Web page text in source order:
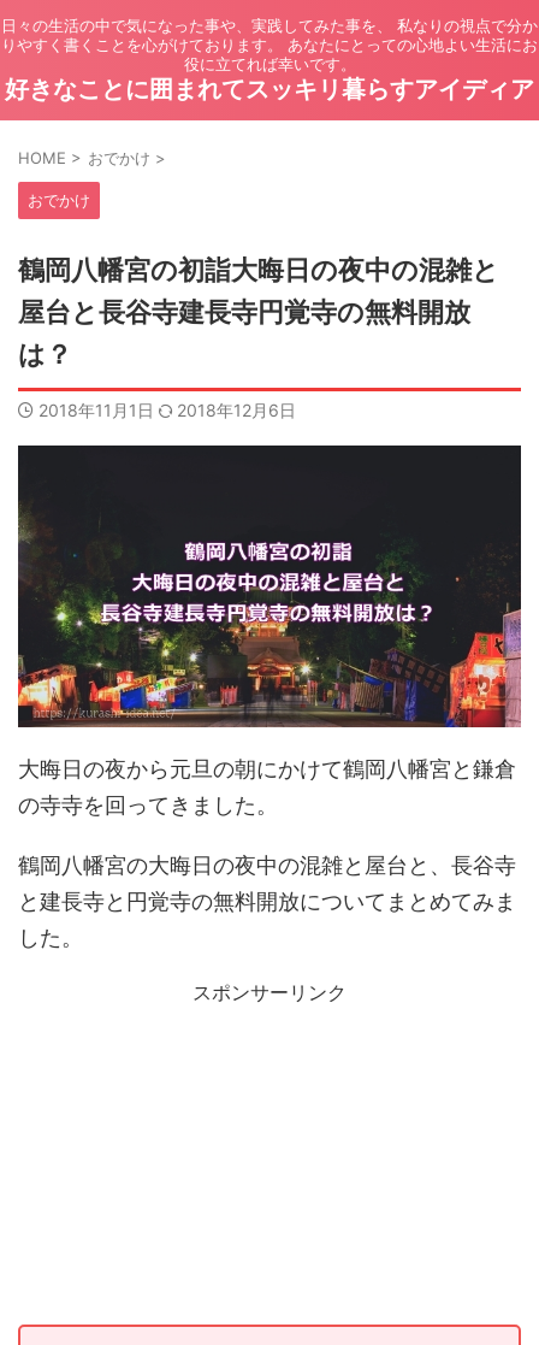
日々の生活の中で気になった事や、実践してみた事を、 私なりの視点で分か
りやすく書くことを心がけております。 あなたにとっての心地よい生活にお
役に立てれば幸いです。
好きなことに囲まれてスッキリ暮らすアイディア
HOME > おでかけ >
おでかけ
鶴岡八幡宮の初詣大晦日の夜中の混雑と
屋台と長谷寺建長寺円覚寺の無料開放
は？
2018年11月1日 2018年12月6日
大晦日の夜から元旦の朝にかけて鶴岡八幡宮と鎌倉
の寺寺を回ってきました。
鶴岡八幡宮の大晦日の夜中の混雑と屋台と、長谷寺
と建長寺と円覚寺の無料開放についてまとめてみま
した。
スポンサーリンク